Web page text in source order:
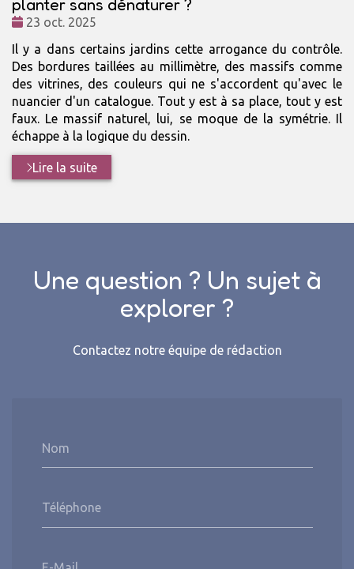
planter sans dénaturer ?
Date
23 oct. 2025
Il y a dans certains jardins cette arrogance du contrôle.
Des bordures taillées au millimètre, des massifs comme
des vitrines, des couleurs qui ne s'accordent qu'avec le
nuancier d'un catalogue. Tout y est à sa place, tout y est
faux. Le massif naturel, lui, se moque de la symétrie. Il
échappe à la logique du dessin.
Lire la suite
Une question ? Un sujet à
explorer ?
Contactez notre équipe de rédaction
Nom
Téléphone